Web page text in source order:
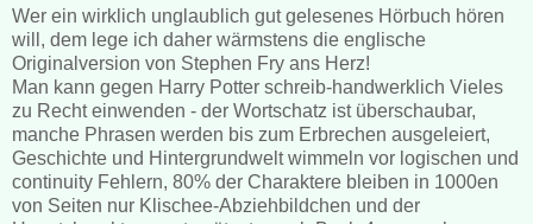
Wer ein wirklich unglaublich gut gelesenes Hörbuch hören
will, dem lege ich daher wärmstens die englische
Originalversion von Stephen Fry ans Herz!
Man kann gegen Harry Potter schreib-handwerklich Vieles
zu Recht einwenden - der Wortschatz ist überschaubar,
manche Phrasen werden bis zum Erbrechen ausgeleiert,
Geschichte und Hintergrundwelt wimmeln vor logischen und
continuity Fehlern, 80% der Charaktere bleiben in 1000en
von Seiten nur Klischee-Abziehbildchen und der